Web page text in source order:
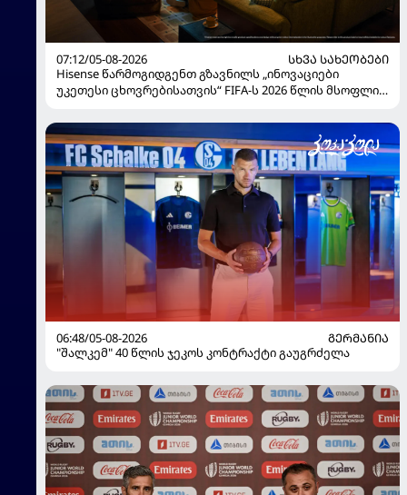
07:12/05-08-2026
ᲡᲮᲕᲐ ᲡᲐᲮᲔᲝᲑᲔᲑᲘ
Hisense წარმოგიდგენთ გზავნილს „ინოვაციები
უკეთესი ცხოვრებისათვის“ FIFA-ს 2026 წლის მსოფლიო
06:48/05-08-2026
ᲒᲔᲠᲛᲐᲜᲘᲐ
"შალკემ" 40 წლის ჯეკოს კონტრაქტი გაუგრძელა